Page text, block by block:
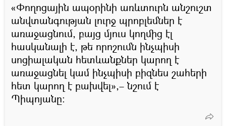
«Փողոցային ապօրինի առևտուրն անշուշտ
անվտանգության լուրջ պրոբլեմներ է
առաջացնում, բայց մյուս կողմից էլ
հասկանալի է, թե որոշումն ինչպիսի
սոցիալական հետևանքներ կարող է
առաջացնել կամ ինչպիսի բիզնես շահերի
հետ կարող է բախվել»,– նշում է
Պիպոյանը։